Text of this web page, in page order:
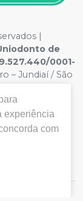
|
de
0001-
– Jundiaí / São
- Os preços e
Em
válido é o
atacado
atender
experiência
com